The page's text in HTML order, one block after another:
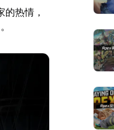
热情，